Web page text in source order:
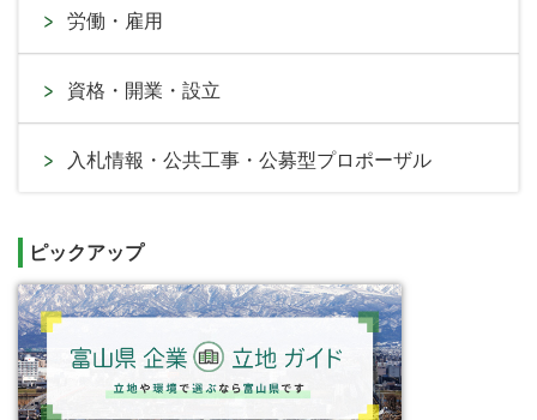
労働・雇用
資格・開業・設立
入札情報・公共工事・公募型プロポーザル
ピックアップ